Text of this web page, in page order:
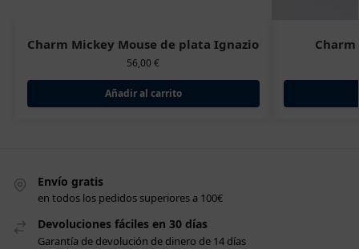
Charm Mickey Mouse de plata Ignazio
56,00€
Añadir al carrito
Envío gratis
en todos los pedidos superiores a 100€
Devoluciones fáciles en 30 días
Garantía de devolución de dinero de 14 días